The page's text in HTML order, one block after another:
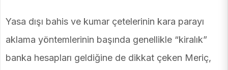
Yasa dışı bahis ve kumar çetelerinin kara parayı
aklama yöntemlerinin başında genellikle “kiralık”
banka hesapları geldiğine de dikkat çeken Meriç,